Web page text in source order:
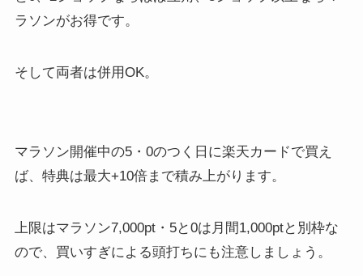
ラソンがお得です。
そして両者は併用OK。
マラソン開催中の5・0のつく日に楽天カードで買え
ば、特典は最大+10倍まで積み上がります。
上限はマラソン7,000pt・5と0は月間1,000ptと別枠な
ので、買いすぎによる頭打ちにも注意しましょう。